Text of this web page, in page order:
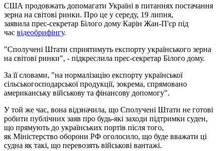
США продовжать допомагати Україні в питаннях постачання
зерна на світові ринки. Про це у середу, 19 липня,
заявила прес-секретар Білого дому Карін Жан-П'єр під
час відеобрифінгу.
"Сполучені Штати сприятимуть експорту українського зерна
на світові ринки", - підкреслила прес-секретар Білого дому.
За її словами, "на нормалізацію експорту української
сільськогосподарської продукції, зокрема, спрямовано
американську військову та фінансову допомогу".
У той же час, вона відзначила, що Сполучені Штати не готові
робити публічних заяв про будь-які заходи підтримки суден,
що прямують до українських портів після того,
як Міністерство оборони РФ оголосило, що буде вважати ці
судна як такі, що перевозять військові вантажі.